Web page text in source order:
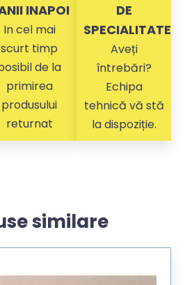
INAPOI
In cel mai
scurt timp
de la
primirea
produsului
returnat
DE
SPECIALITATE
Aveți
întrebări?
Echipa
tehnică vă stă
la dispoziție.
similare